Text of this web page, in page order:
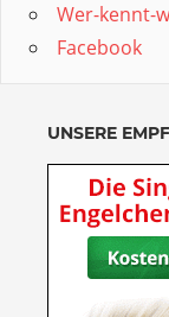
Wer-kennt-
Facebook
UNSERE